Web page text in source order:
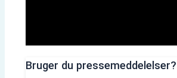
Bruger du pressemeddelelser?